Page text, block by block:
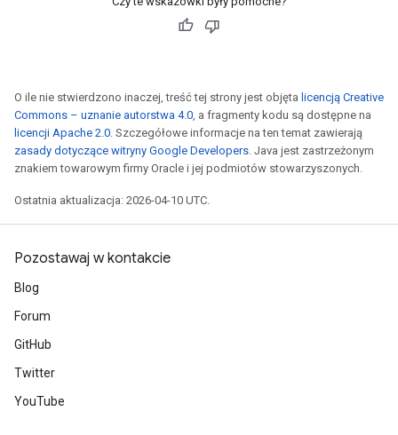
O ile nie stwierdzono inaczej, treść tej strony jest objęta licencją Creative
Commons – uznanie autorstwa 4.0, a fragmenty kodu są dostępne na
licencji Apache 2.0. Szczegółowe informacje na ten temat zawierają
zasady dotyczące witryny Google Developers. Java jest zastrzeżonym
znakiem towarowym firmy Oracle i jej podmiotów stowarzyszonych.
Ostatnia aktualizacja: 2026-04-10 UTC.
Pozostawaj w kontakcie
Blog
Forum
GitHub
Twitter
YouTube